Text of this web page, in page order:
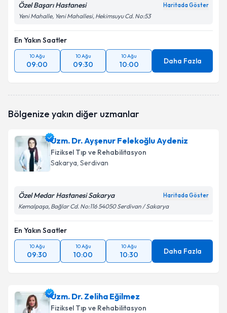
Özel Başarı Hastanesi Haritada Göster
Yeni Mahalle, Yeni Mahallesi, Hekimsuyu Cd. No:53
En Yakın Saatler
10 Ağu
09:00
10 Ağu
09:30
10 Ağu
10:00 Daha Fazla
Bölgenize yakın diğer uzmanlar
Uzm. Dr. Ayşenur Felekoğlu Aydeniz
Fiziksel Tıp ve Rehabilitasyon
Sakarya, Serdivan
Özel Medar Hastanesi Sakarya Haritada Göster
Kemalpaşa, Bağlar Cd. No:116 54050 Serdivan / Sakarya
En Yakın Saatler
10 Ağu
09:30
10 Ağu
10:00
10 Ağu
10:30 Daha Fazla
Uzm. Dr. Zeliha Eğilmez
Fiziksel Tıp ve Rehabilitasyon